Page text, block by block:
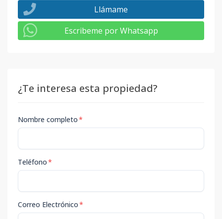
Llámame
Escribeme por Whatsapp
¿Te interesa esta propiedad?
Nombre completo*
Teléfono*
Correo Electrónico*